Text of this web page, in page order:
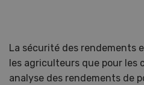
La sécurité des rendements
les agriculteurs que pour les
analyse des rendements de